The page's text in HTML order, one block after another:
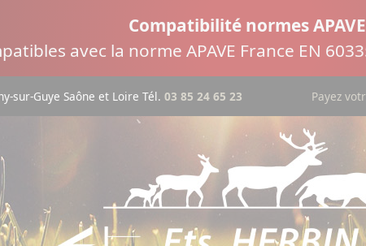
Compatibilité normes APAVE
avec la norme APAVE France EN
sur-Guye Saône et Loire Tél.03 85 24 65 23 Payez